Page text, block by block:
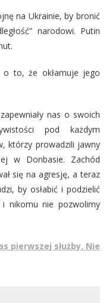
na Ukrainie, by bronić
narodowi. Putin
o to, że okłamuje jego
nas o swoich
pod każdym
którzy prowadzili jawny
w Donbasie. Zachód
się na agresję, a teraz
by osłabić i podzielić
nikomu nie pozwolimy
pierwszej służby. Nie